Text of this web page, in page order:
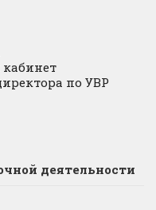
кабинет
по УВР
деятельности